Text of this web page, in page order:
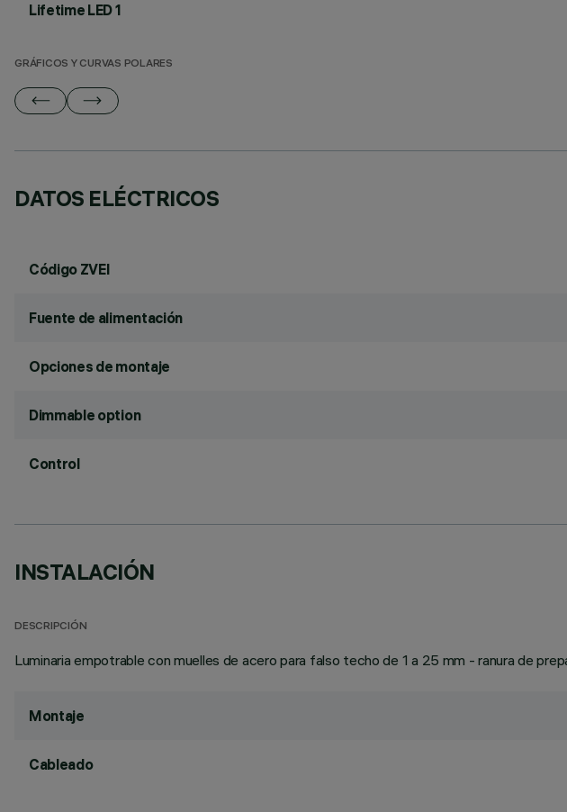
Lifetime LED 1
GRÁFICOS Y CURVAS POLARES
DATOS ELÉCTRICOS
Código ZVEI
Fuente de alimentación
Opciones de montaje
Dimmable option
Control
INSTALACIÓN
DESCRIPCIÓN
Luminaria empotrable con muelles de acero para falso techo de 1 a 25 mm - ranura de
Montaje
Cableado